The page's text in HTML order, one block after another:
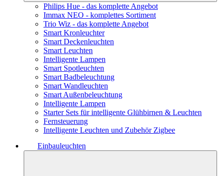
Philips Hue - das komplette Angebot
Immax NEO - komplettes Sortiment
Trio Wiz - das komplette Angebot
Smart Kronleuchter
Smart Deckenleuchten
Smart Leuchten
Intelligente Lampen
Smart Spotleuchten
Smart Badbeleuchtung
Smart Wandleuchten
Smart Außenbeleuchtung
Intelligente Lampen
Starter Sets für intelligente Glühbirnen & Leuchten
Fernsteuerung
Intelligente Leuchten und Zubehör Zigbee
Einbauleuchten